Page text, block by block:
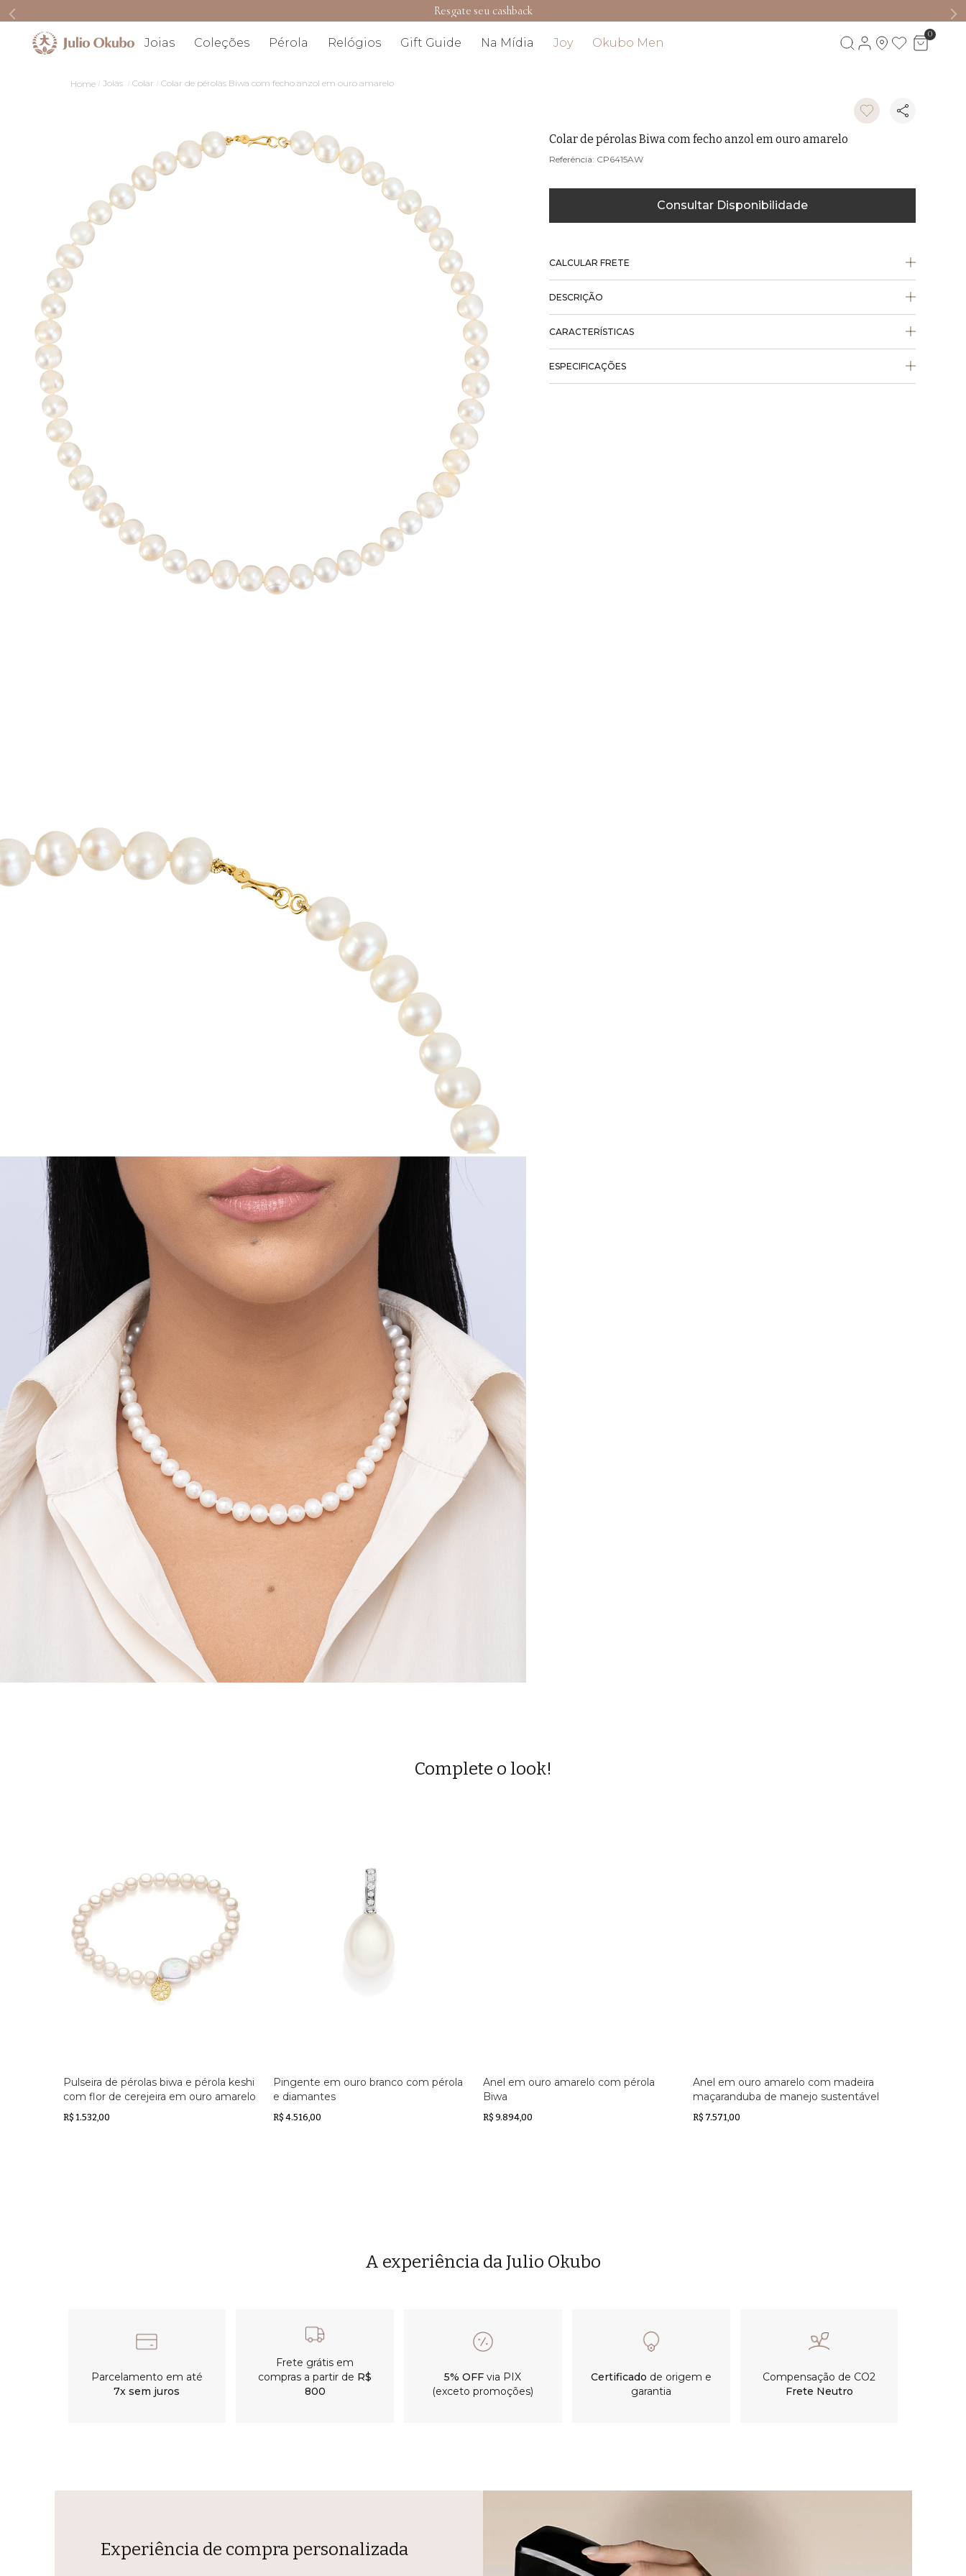
Resgate seu cashback
Joias Coleções Pérola Relógios Gift Guide Na Mídia Joy Okubo Men
0
Joias Colar Colar de pérolas Biwa com fecho anzol em ouro amarelo
Colar de pérolas Biwa com fecho anzol em ouro amarelo
CP6415AW
Consultar Disponibilidade
CALCULAR FRETE
DESCRIÇÃO
CARACTERÍSTICAS
ESPECIFICAÇÕES
Complete o look!
Pulseira de pérolas biwa e pérola keshi
com flor de cerejeira em ouro amarelo
R$ 1.532,00
Pingente em ouro branco com pérola
e diamantes
R$ 4.516,00
Anel em ouro amarelo com pérola
Biwa
R$ 9.894,00
Anel em ouro amarelo com madeira
maçaranduba de manejo sustentável
e pérola Biwa
R$ 7.571,00
A experiência da Julio Okubo
Parcelamento em até
7x sem juros
Frete grátis em
compras a partir de R$
800
5% OFF via PIX
(exceto promoções)
Certificado de origem e
garantia
Compensação de CO2
Frete Neutro
Experiência de compra personalizada